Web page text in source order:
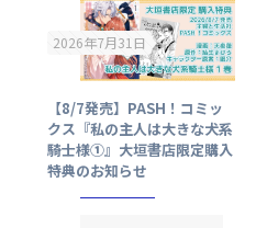
2026年7月31日
【8/7発売】PASH！コミッ
クス『私の主人は大きな犬系
騎士様①』大垣書店限定購入
特典のお知らせ